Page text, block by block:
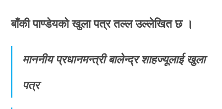
बाँकी पाण्डेयको खुला पत्र तल्ल उल्लेखित छ ।
माननीय प्रधानमन्त्री बालेन्द्र शाहज्यूलाई खुला
पत्र